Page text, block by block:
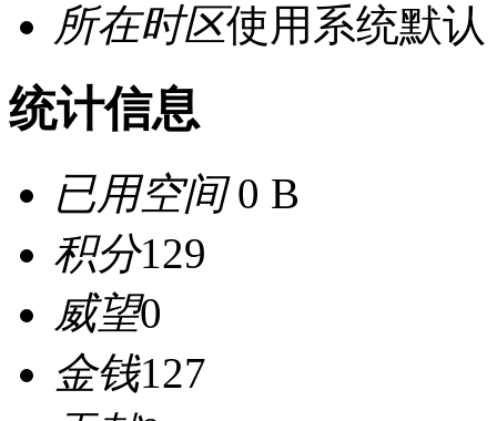
所在时区使用系统默认
统计信息
已用空间0 B
积分129
威望0
金钱127